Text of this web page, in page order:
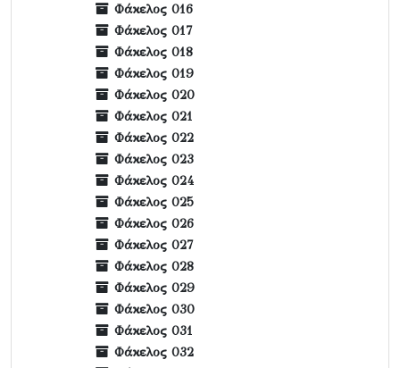
Φάκελος 016
Φάκελος 017
Φάκελος 018
Φάκελος 019
Φάκελος 020
Φάκελος 021
Φάκελος 022
Φάκελος 023
Φάκελος 024
Φάκελος 025
Φάκελος 026
Φάκελος 027
Φάκελος 028
Φάκελος 029
Φάκελος 030
Φάκελος 031
Φάκελος 032